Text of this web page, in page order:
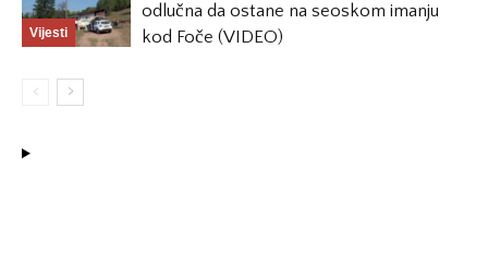
Vijesti
odlučna da ostane na seoskom imanju
kod Foče (VIDEO)